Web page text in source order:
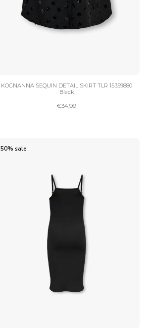
KOGNANNA SEQUIN DETAIL SKIRT TLR 15359880
Black
€34,99
50% sale